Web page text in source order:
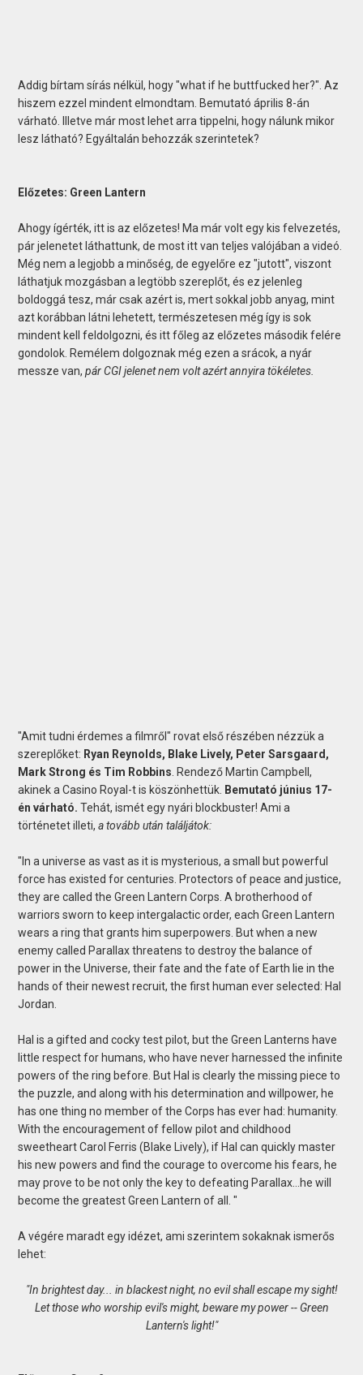
Addig bírtam sírás nélkül, hogy "what if he buttfucked her?". Az
hiszem ezzel mindent elmondtam. Bemutató április 8-án
várható. Illetve már most lehet arra tippelni, hogy nálunk mikor
lesz látható? Egyáltalán behozzák szerintetek?
Előzetes: Green Lantern
Ahogy ígérték, itt is az előzetes! Ma már volt egy kis felvezetés,
pár jelenetet láthattunk, de most itt van teljes valójában a videó.
Még nem a legjobb a minőség, de egyelőre ez "jutott", viszont
láthatjuk mozgásban a legtöbb szereplőt, és ez jelenleg
boldoggá tesz, már csak azért is, mert sokkal jobb anyag, mint
azt korábban látni lehetett, természetesen még így is sok
mindent kell feldolgozni, és itt főleg az előzetes második felére
gondolok. Remélem dolgoznak még ezen a srácok, a nyár
messze van,pár CGI jelenet nem volt azért annyira tökéletes.
"Amit tudni érdemes a filmről" rovat első részében nézzük a
szereplőket: Ryan Reynolds, Blake Lively, Peter Sarsgaard,
Mark Strong és Tim Robbins. Rendező Martin Campbell,
akinek a Casino Royal-t is köszönhettük. Bemutató június 17-
én várható. Tehát, ismét egy nyári blockbuster! Ami a
történetet illeti,a tovább után találjátok:
"In a universe as vast as it is mysterious, a small but powerful
force has existed for centuries. Protectors of peace and justice,
they are called the Green Lantern Corps. A brotherhood of
warriors sworn to keep intergalactic order, each Green Lantern
wears a ring that grants him superpowers. But when a new
enemy called Parallax threatens to destroy the balance of
power in the Universe, their fate and the fate of Earth lie in the
hands of their newest recruit, the first human ever selected: Hal
Jordan.
Hal is a gifted and cocky test pilot, but the Green Lanterns have
little respect for humans, who have never harnessed the infinite
powers of the ring before. But Hal is clearly the missing piece to
the puzzle, and along with his determination and willpower, he
has one thing no member of the Corps has ever had: humanity.
With the encouragement of fellow pilot and childhood
sweetheart Carol Ferris (Blake Lively), if Hal can quickly master
his new powers and find the courage to overcome his fears, he
may prove to be not only the key to defeating Parallax…he will
become the greatest Green Lantern of all. "
A végére maradt egy idézet, ami szerintem sokaknak ismerős
lehet:
"In brightest day... in blackest night, no evil shall escape my sight!
Let those who worship evil's might, beware my power -- Green
Lantern's light!"